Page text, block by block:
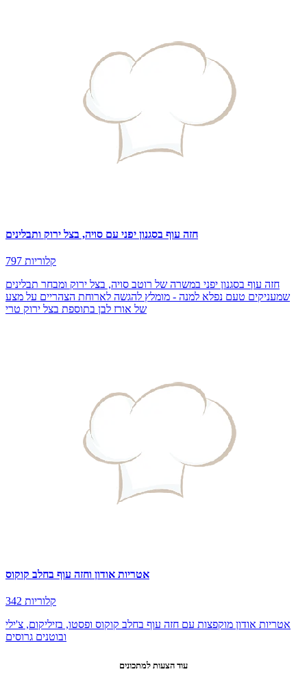
חזה עוף בסגנון יפני עם סויה, בצל ירוק ותבלינים
797 קלוריות
חזה עוף בסגנון יפני במשרה של רוטב סויה, בצל ירוק ומבחר תבלינים
שמעניקים טעם נפלא למנה - מומלץ להגשה לארוחת הצהריים על מצע
של אורז לבן בתוספת בצל ירוק טרי
אטריות אודון וחזה עוף בחלב קוקוס
342 קלוריות
אטריות אודון מוקפצות עם חזה עוף בחלב קוקוס ופסטו, בזיליקום, צ'ילי
ובוטנים גרוסים
עוד הצעות למתכונים